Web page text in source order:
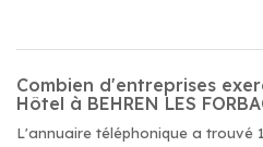
Combien d'entreprises
Hôtel à BEHREN LES
L'annuaire téléphonique a trouvé